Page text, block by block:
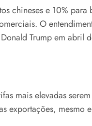
chineses e 10%
O
Trump em abril
mais elevadas
mesmo